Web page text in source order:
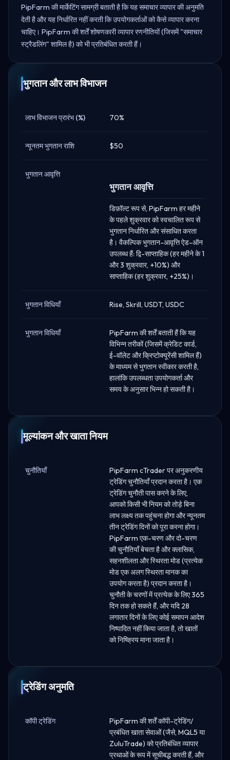
PipFarm की मार्केटिंग सामग्री बताती है कि यह समाचार व्यापार की अनुमति
देती है और यह निर्धारित नहीं करती कि उपयोगकर्ताओं को कैसे व्यापार करना
चाहिए। PipFarm की शर्तें शोषणकारी व्यापार रणनीतियों (जिसमें "समाचार
स्ट्रैडलिंग" शामिल है) को भी प्रतिबंधित करती हैं।
भुगतान और लाभ विभाजन
लाभ विभाजन प्रारंभ (%) 70%
न्यूनतम भुगतान राशि $50
भुगतान आवृत्ति
भुगतान आवृत्ति
डिफ़ॉल्ट रूप से, PipFarm हर महीने
के पहले शुक्रवार को स्वचालित रूप से
भुगतान निर्धारित और संसाधित करता
है। वैकल्पिक भुगतान-आवृत्ति ऐड-ऑन
उपलब्ध हैं: द्वि-साप्ताहिक (हर महीने के 1
और 3 शुक्रवार, +10%) और
साप्ताहिक (हर शुक्रवार, +25%)।
भुगतान विधियाँ Rise, Skrill, USDT, USDC
भुगतान विधियाँ
PipFarm की शर्तें बताती हैं कि यह
विभिन्न तरीकों (जिसमें क्रेडिट कार्ड,
ई-वॉलेट और क्रिप्टोक्यूरेंसी शामिल हैं)
के माध्यम से भुगतान स्वीकार करती है,
हालांकि उपलब्धता उपयोगकर्ता और
समय के अनुसार भिन्न हो सकती है।
मूल्यांकन और खाता नियम
चुनौतियाँ
PipFarm cTrader पर अनुकरणीय
ट्रेडिंग चुनौतियाँ प्रदान करता है। एक
ट्रेडिंग चुनौती पास करने के लिए,
आपको किसी भी नियम को तोड़े बिना
लाभ लक्ष्य तक पहुंचना होगा और न्यूनतम
तीन ट्रेडिंग दिनों को पूरा करना होगा।
PipFarm एक-चरण और दो-चरण
की चुनौतियाँ बेचता है और क्लासिक,
सहनशीलता और स्थिरता मोड (प्रत्येक
मोड एक अलग स्थिरता मानक का
उपयोग करता है) प्रदान करता है।
चुनौती के चरणों में प्रत्येक के लिए 365
दिन तक हो सकते हैं, और यदि 28
लगातार दिनों के लिए कोई समापन आदेश
निष्पादित नहीं किया जाता है, तो खातों
को निष्क्रिय माना जाता है।
ट्रेडिंग अनुमति
कॉपी ट्रेडिंग
PipFarm की शर्तें कॉपी-ट्रेडिंग/
प्रबंधित खाता सेवाओं (जैसे, MQL5 या
ZuluTrade) को प्रतिबंधित व्यापार
प्रथाओं के रूप में सूचीबद्ध करती हैं, और